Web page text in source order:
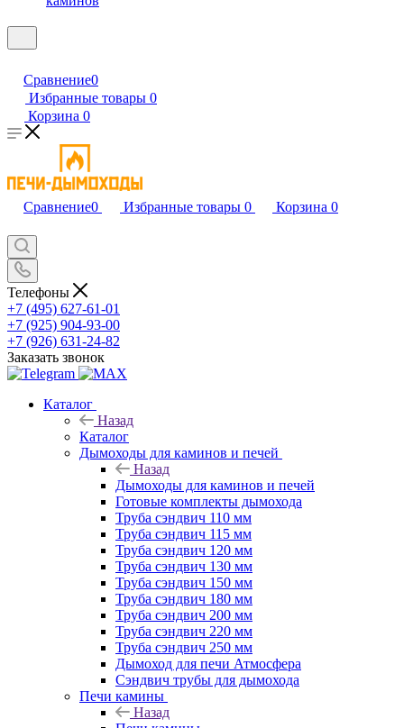
Сравнение0
Избранные товары 0
Корзина 0
Сравнение0 Избранные товары 0 Корзина 0
Телефоны
+7 (495) 627-61-01
+7 (925) 904-93-00
+7 (926) 631-24-82
Заказать звонок
Каталог
Назад
Каталог
Дымоходы для каминов и печей
Назад
Дымоходы для каминов и печей
Готовые комплекты дымохода
Труба сэндвич 110 мм
Труба сэндвич 115 мм
Труба сэндвич 120 мм
Труба сэндвич 130 мм
Труба сэндвич 150 мм
Труба сэндвич 180 мм
Труба сэндвич 200 мм
Труба сэндвич 220 мм
Труба сэндвич 250 мм
Дымоход для печи Атмосфера
Сэндвич трубы для дымохода
Печи камины
Назад